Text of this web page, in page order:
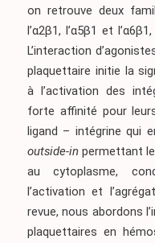
on retrouve deux
l’α2β1, l’α5β1 et
L’interaction
plaquettaire initie la
à l’activation des
forte affinité pour
ligand – intégrine qui
outside-in permettant
au cytoplasme,
l’activation et
revue, nous abordons
plaquettaires en